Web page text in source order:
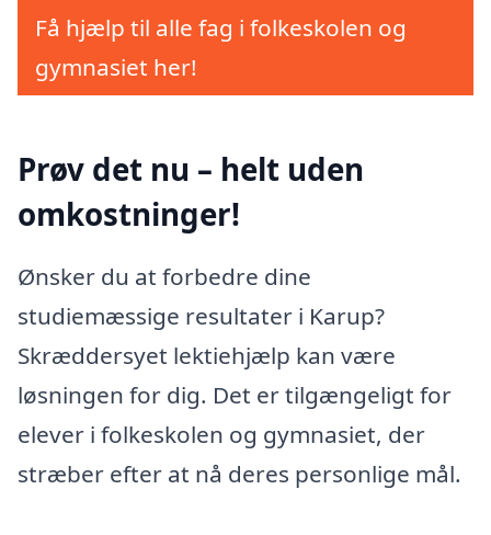
Få hjælp til alle fag i folkeskolen og
gymnasiet her!
Prøv det nu – helt uden
omkostninger!
Ønsker du at forbedre dine
studiemæssige resultater i Karup?
Skræddersyet lektiehjælp kan være
løsningen for dig. Det er tilgængeligt for
elever i folkeskolen og gymnasiet, der
stræber efter at nå deres personlige mål.